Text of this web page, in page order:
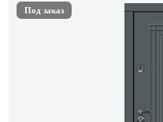
Под заказ